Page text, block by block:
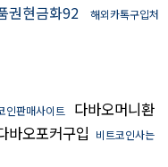
권현금화92 해외카톡구입처
인판매사이트
다바오머니환
바오포커구입 비트코인사는